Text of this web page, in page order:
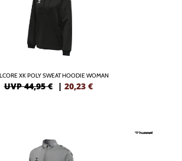
XK POLY SWEAT HOODIE WOMAN
UVP 44,95 € | 20,23 €